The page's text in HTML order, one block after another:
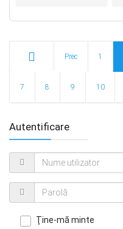
Prec 1
7 8 9 10
Autentificare
Ţine-mă minte